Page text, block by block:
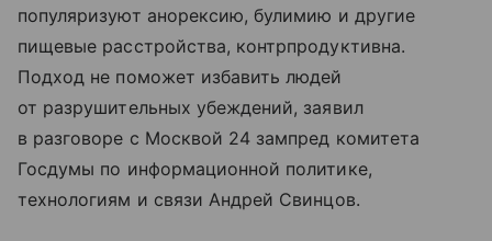
популяризуют анорексию, булимию и другие
пищевые расстройства, контрпродуктивна.
Подход не поможет избавить людей
от разрушительных убеждений, заявил
в разговоре с Москвой 24 зампред комитета
Госдумы по информационной политике,
технологиям и связи Андрей Свинцов.